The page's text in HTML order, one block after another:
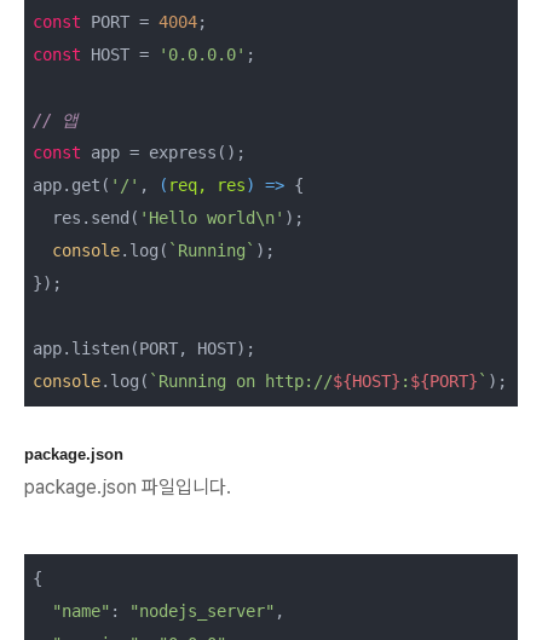
const PORT = 4004
const HOST = '0.0.0.0' ;
// 앱
const app = express();
app.get( '/' , ( req, res) => {
  res.send(
'Hello world\n' );
console.log( `Running` );
});
console.log( `Running on http://${HOST} : ${PORT} ` );
package.json
package.json 파일입니다.
{
"name" : "nodejs_server" ,